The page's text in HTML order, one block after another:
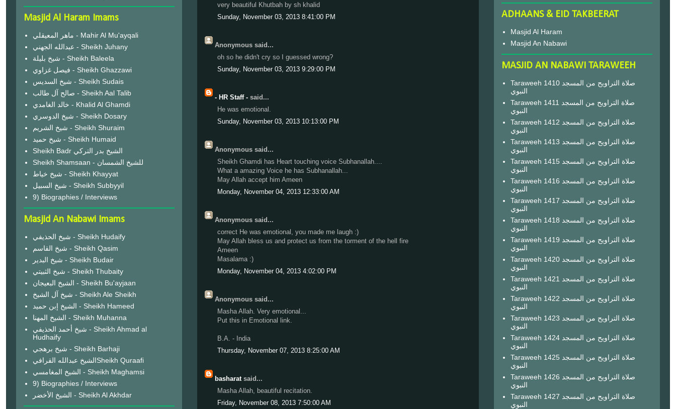
very beautiful Khutbah by sh khalid
Sunday, November 03, 2013 8:41:00 PM
Anonymous said...
oh so he didn't cry so I guessed wrong?
Sunday, November 03, 2013 9:29:00 PM
- HR Staff - said...
He was emotional.
Sunday, November 03, 2013 10:13:00 PM
Anonymous said...
Sheikh Ghamdi has Heart touching voice Subhanallah....
What a amazing Voice he has Subhanallah...
May Allah accept him Ameen
Monday, November 04, 2013 12:33:00 AM
Anonymous said...
correct He was emotional, you made me laugh :)
May Allah bless us and protect us from the torment of the hell fire
Ameen
Masalama :)
Monday, November 04, 2013 4:02:00 PM
Anonymous said...
Masha Allah. Very emotional...
Put this in Emotional link.
B.A. - India
Thursday, November 07, 2013 8:25:00 AM
basharatsaid...
Masha Allah, beautiful recitation.
Friday, November 08, 2013 7:50:00 AM
Masjid Al Haram Imams
ماهر المعيقلي - Mahir Al Mu'ayqali
عبدالله الجهني - Sheikh Juhany
شيخ بليلة - Sheikh Baleela
فيصل غزاوي - Sheikh Ghazzawi
شيخ السديس - Sheikh Sudais
صالح آل طالب - Sheikh Aal Talib
خالد الغامدي - Khalid Al Ghamdi
شيخ الدوسري - Sheikh Dosary
شيخ الشريم - Sheikh Shuraim
شيخ حميد - Sheikh Humaid
Sheikh Badr الشيخ بدر التركي
Sheikh Shamsaan - للشيخ الشمسان
شيخ خياط - Sheikh Khayyat
شيخ السبيل - Sheikh Subbyyil
9) Biographies / Interviews
Masjid An Nabawi Imams
شيخ الحذيفي - Sheikh Hudaify
شيخ القاسم - Sheikh Qasim
شيخ البدير - Sheikh Budair
شيخ الثبيتي - Sheikh Thubaity
الشيخ البعيجان - Sheikh Bu'ayjaan
شيخ آل الشيخ - Sheikh Ale Sheikh
الشيخ إبن حميد - Sheikh Hameed
الشيخ المهنا - Sheikh Muhanna
شيخ أحمد الحذيفي - Sheikh Ahmad al
Hudhaify
شيخ برهجي - Sheikh Barhaji
الشيخ عبدالله القرافيSheikh Quraafi
الشيخ المغامسي - Sheikh Maghamsi
9) Biographies / Interviews
الشيخ الأخضر - Sheikh Al Akhdar
ADHAANS & EID TAKBEERAT
Masjid Al Haram
Masjid An Nabawi
MASJID AN NABAWI TARAWEEH
Taraweeh 1410 صلاة التراويح من المسجد
النبوي
Taraweeh 1411 صلاة التراويح من المسجد
النبوي
Taraweeh 1412 صلاة التراويح من المسجد
النبوي
Taraweeh 1413 صلاة التراويح من المسجد
النبوي
Taraweeh 1415 صلاة التراويح من المسجد
النبوي
Taraweeh 1416 صلاة التراويح من المسجد
النبوي
Taraweeh 1417 صلاة التراويح من المسجد
النبوي
Taraweeh 1418 صلاة التراويح من المسجد
النبوي
Taraweeh 1419 صلاة التراويح من المسجد
النبوي
Taraweeh 1420 صلاة التراويح من المسجد
النبوي
Taraweeh 1421 صلاة التراويح من المسجد
النبوي
Taraweeh 1422 صلاة التراويح من المسجد
النبوي
Taraweeh 1423 صلاة التراويح من المسجد
النبوي
Taraweeh 1424 صلاة التراويح من المسجد
النبوي
Taraweeh 1425 صلاة التراويح من المسجد
النبوي
Taraweeh 1426 صلاة التراويح من المسجد
النبوي
Taraweeh 1427 صلاة التراويح من المسجد
النبوي